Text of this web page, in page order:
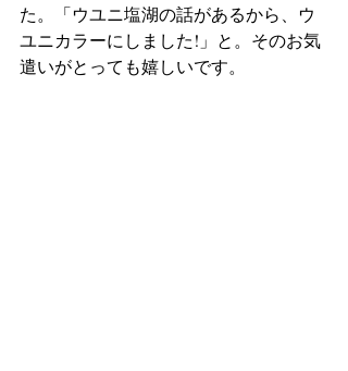
た。「ウユニ塩湖の話があるから、ウ
ユニカラーにしました!」と。そのお気
遣いがとっても嬉しいです。